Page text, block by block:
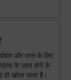
और व्रत के लिए
के उदय होने के
खोला जाता है।